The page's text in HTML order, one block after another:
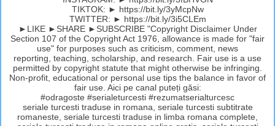
TIKTOK: ► https://bit.ly/3yMcpNw
TWITTER: ► https://bit.ly/3i5CLEm
►LIKE ►SHARE ►SUBSCRIBE "Copyright Disclaimer Under
Section 107 of the Copyright Act 1976, allowance is made for "fair
use" for purposes such as criticism, comment, news
reporting, teaching, scholarship, and research. Fair use is a use
permitted by copyright statute that might otherwise be infringing.
Non-profit, educational or personal use tips the balance in favor of
fair use. Aici pe canal puteți găsi:
#odragoste #serialeturcesti #rezumatserialturcesc
seriale turcesti traduse in romana, seriale turcesti subtitrate
romaneste, seriale turcesti traduse in limba romana complete,